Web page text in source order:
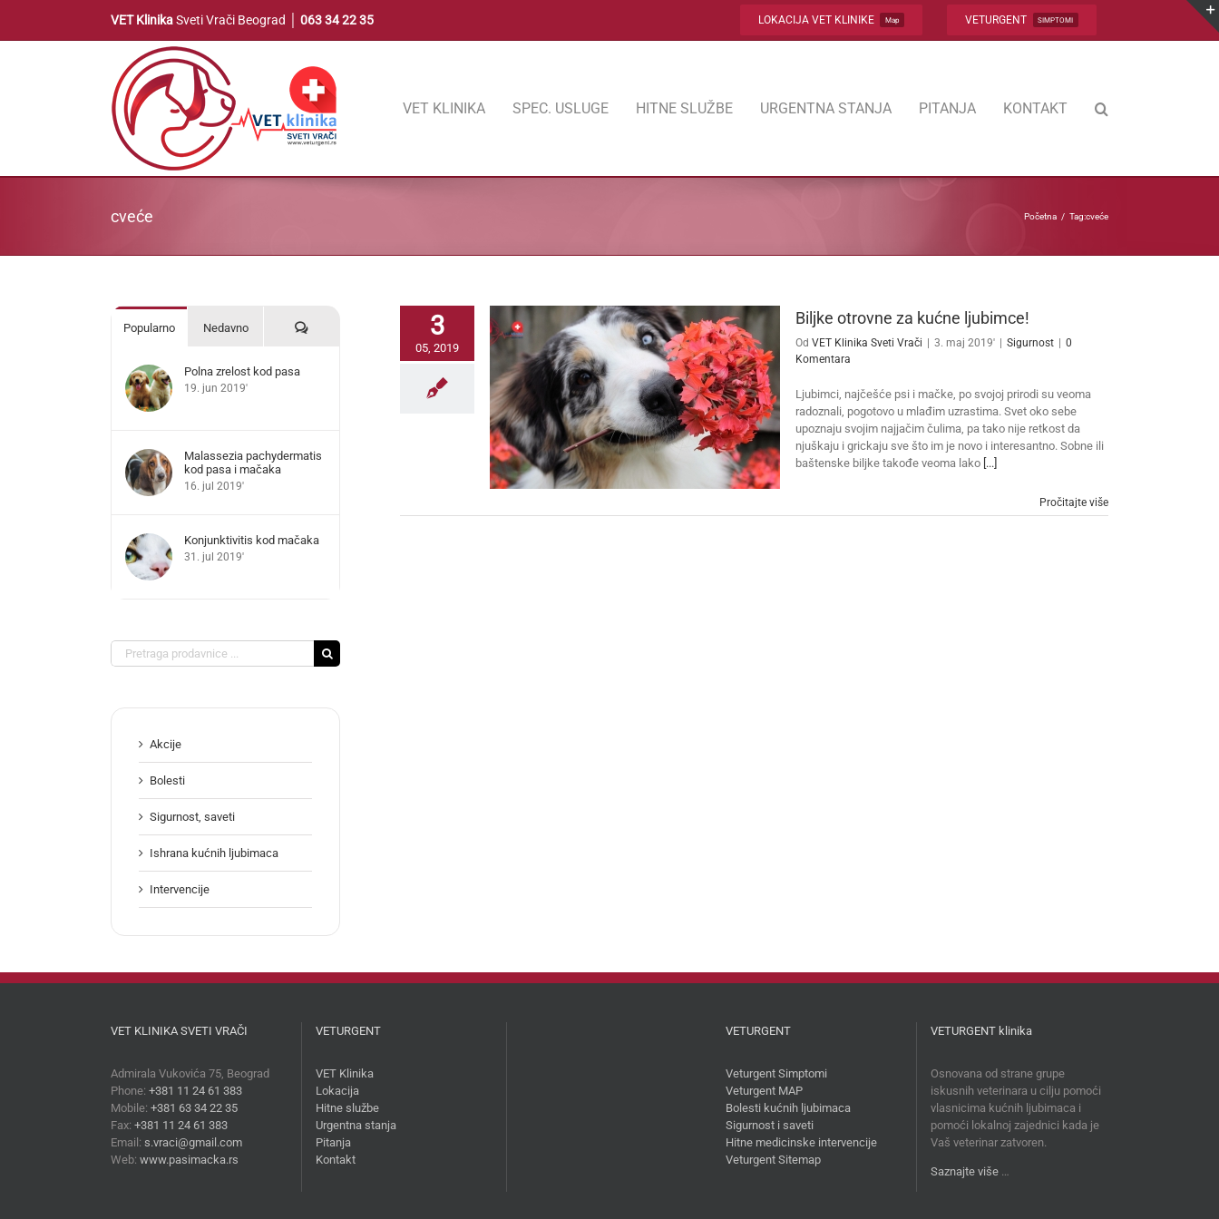
content
VET KlinikaSveti Vrači Beograd │ 063 34 22 35 LOKACIJA VET KLINIKE Map VETURGENT SIMPTOMI
VET KLINIKA SPEC. USLUGE HITNE SLUŽBE URGENTNA STANJA PITANJA KONTAKT
cveće Početna Tag:cveće
3
05, 2019
Biljke otrovne za kućne ljubimce!
Od VET Klinika Sveti Vrači 3. maj 2019' Sigurnost
0
Komentara
Ljubimci, najčešće psi i mačke, po svojoj prirodi su veoma
radoznali, pogotovo u mlađim uzrastima. Svet oko sebe
upoznaju svojim najjačim čulima, pa tako nije retkost da
njuškaju i grickaju sve što im je novo i interesantno. Sobne ili
baštenske biljke takođe veoma lako [...]
Pročitajte više
Popularno Nedavno Komentari
Polna zrelost kod pasa
19. jun 2019'
Malassezia pachydermatis
kod pasa i mačaka
16. jul 2019'
Konjunktivitis kod mačaka
31. jul 2019'
Search
for:
Akcije
Bolesti
Sigurnost, saveti
Ishrana kućnih ljubimaca
Intervencije
VET KLINIKA SVETI VRAČI
Admirala Vukovića 75, Beograd
Phone: +381 11 24 61 383
Mobile: +381 63 34 22 35
Fax: +381 11 24 61 383
Email: s.vraci@gmail.com
Web: www.pasimacka.rs
VETURGENT
VET Klinika
Lokacija
Hitne službe
Urgentna stanja
Pitanja
Kontakt
VETURGENT
Veturgent Simptomi
Veturgent MAP
Bolesti kućnih ljubimaca
Sigurnost i saveti
Hitne medicinske intervencije
Veturgent Sitemap
VETURGENT klinika
Osnovana od strane grupe
iskusnih veterinara u cilju pomoći
vlasnicima kućnih ljubimaca i
pomoći lokalnoj zajednici kada je
Vaš veterinar zatvoren.
Saznajte više …